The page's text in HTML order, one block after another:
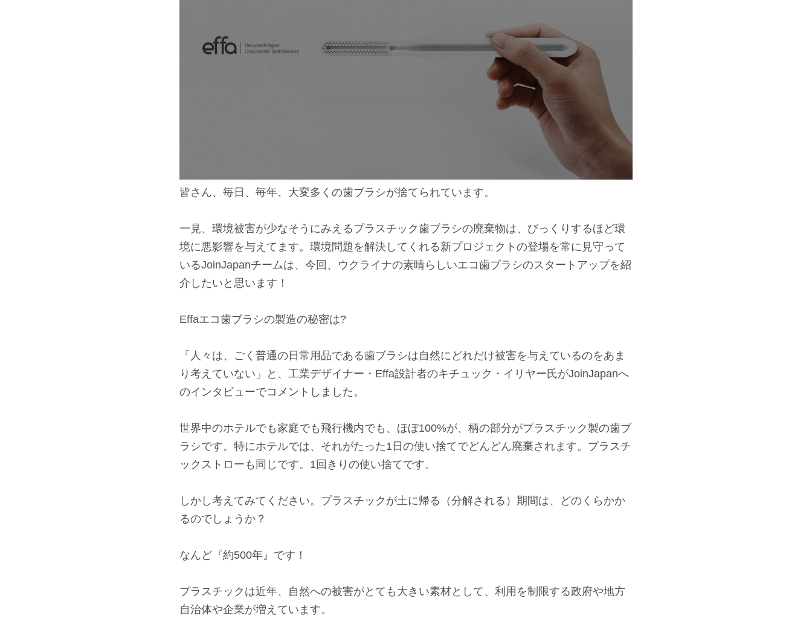
皆さん、毎日、毎年、大変多くの歯ブラシが捨てられています。
一見、環境被害が少なそうにみえるプラスチック歯ブラシの廃棄物は、びっくりするほど環
境に悪影響を与えてます。環境問題を解決してくれる新プロジェクトの登場を常に見守って
いるJoinJapanチームは、今回、ウクライナの素晴らしいエコ歯ブラシのスタートアップを紹
介したいと思います！
Effaエコ歯ブラシの製造の秘密は?
「人々は、ごく普通の日常用品である歯ブラシは自然にどれだけ被害を与えているのをあま
り考えていない」と、工業デザイナー・Effa設計者のキチュック・イリヤー氏がJoinJapanへ
のインタビューでコメントしました。
世界中のホテルでも家庭でも飛行機内でも、ほぼ100%が、柄の部分がプラスチック製の歯ブ
ラシです。特にホテルでは、それがたった1日の使い捨てでどんどん廃棄されます。プラスチ
ックストローも同じです。1回きりの使い捨てです。
しかし考えてみてください。プラスチックが土に帰る（分解される）期間は、どのくらかか
るのでしょうか？
なんど『約500年』です！
プラスチックは近年、自然への被害がとても大きい素材として、利用を制限する政府や地方
自治体や企業が増えています。